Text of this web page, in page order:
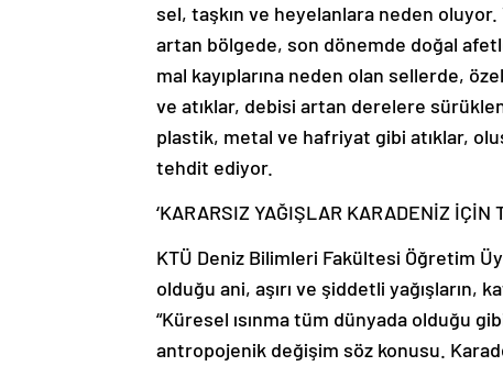
sel, taşkın ve heyelanlara neden
artan bölgede, son dönemde doğal
mal kayıplarına neden olan sellerde,
ve atıklar, debisi artan derelere
plastik, metal ve hafriyat gibi atıklar,
tehdit ediyor.
‘KARARSIZ YAĞIŞLAR KARADENİZ İÇİN
KTÜ Deniz Bilimleri Fakültesi Öğretim
olduğu ani, aşırı ve şiddetli yağışların,
“Küresel ısınma tüm dünyada olduğu
antropojenik değişim söz konusu.